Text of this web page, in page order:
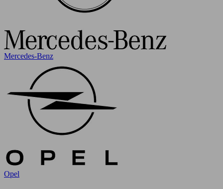
Mercedes-Benz
Opel